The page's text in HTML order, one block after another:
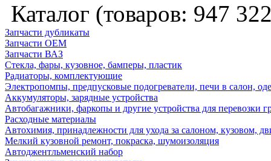
Каталог (товаров: 947
Запчасти дубликаты
Запчасти ОЕМ
Запчасти ВАЗ
Стекла, фары, кузовное, бамперы, пластик
Радиаторы, комплектующие
Электропомпы, предпусковые подогреватели, печи в салон,
Аккумуляторы, зарядные устройства
Автобагажники, фаркопы и другие устройства для перевозки
Расходные материалы
Автохимия, принадлежности для ухода за салоном, кузовом,
Мелкий кузовной ремонт, покраска, шумоизоляция
Автоджентльменский набор